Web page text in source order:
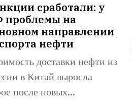
сработали: у
проблемы на
направлении
нефти
доставки нефти из
в Китай выросла
после новых